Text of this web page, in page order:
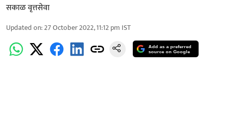
सकाळ वृत्तसेवा
Updated on:27 October 2022, 11:12 pm IST
Add as a preferred
source on Google